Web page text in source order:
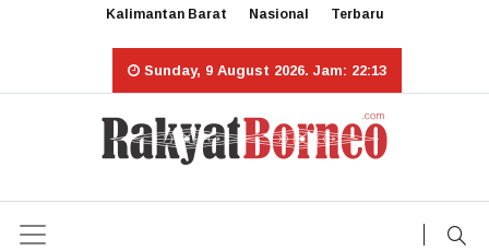
Kalimantan Barat Nasional Terbaru
Sunday, 9 August 2026. Jam: 22:13